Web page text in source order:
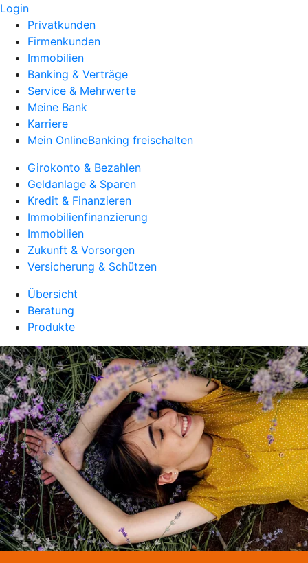
Login
Privatkunden
Firmenkunden
Immobilien
Banking & Verträge
Service & Mehrwerte
Meine Bank
Karriere
Mein OnlineBanking freischalten
Girokonto & Bezahlen
Geldanlage & Sparen
Kredit & Finanzieren
Immobilienfinanzierung
Immobilien
Zukunft & Vorsorgen
Versicherung & Schützen
Übersicht
Beratung
Produkte